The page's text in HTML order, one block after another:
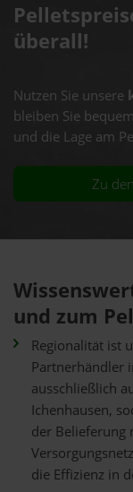
überall!
Nutzen Sie unsere
bleiben Sie
und die Lage am
Zu
und zum
Regionalität ist
Partnerhändler
ausschließlich
Ichenhausen,
der Belieferung
die Effizienz in